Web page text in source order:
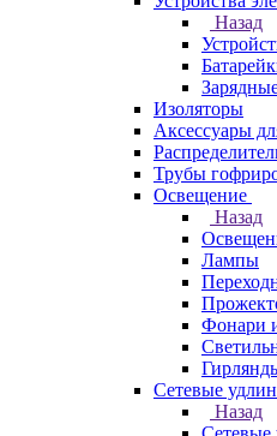
Назад
Изоляторы
Аксессуары
Трубы
Освещение
Назад
Лампы
Фонари
Сетевые
Назад